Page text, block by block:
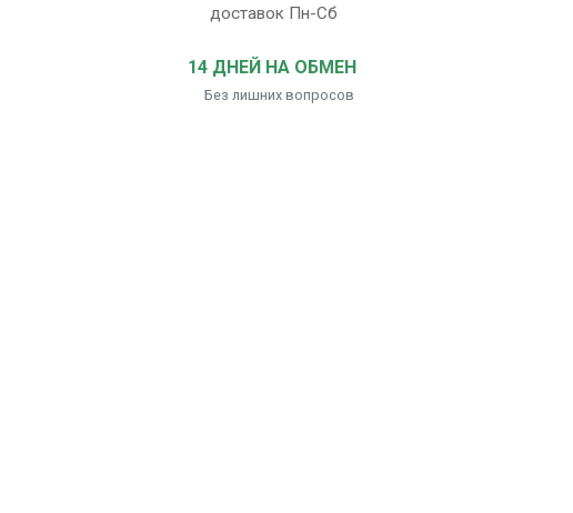
доставок Пн-Сб
14 ДНЕЙ НА ОБМЕН
Без лишних вопросов